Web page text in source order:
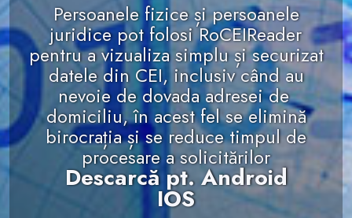
Persoanele fizice și persoanele
juridice pot folosi RoCEIReader
pentru a vizualiza simplu și securizat
datele din CEI, inclusiv când au
nevoie de dovada adresei de
domiciliu, în acest fel se elimină
birocrația și se reduce timpul de
procesare a solicitărilor
Descarcă pt. Android
IOS